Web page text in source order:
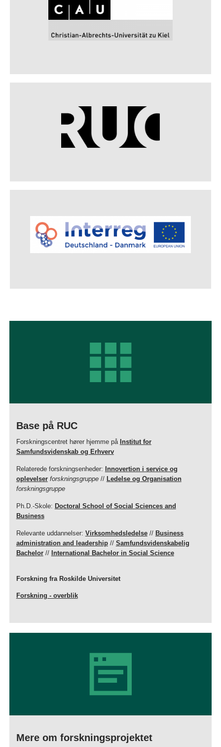
Base på RUC
Forskningscentret hører hjemme på Institut for
Samfundsvidenskab og Erhverv
Relaterede forskningsenheder:
Innovertion i service og
oplevelser forskningsgruppe // Ledelse og Organisation
forskningsgruppe
Ph.D.-Skole: Doctoral School of Social Sciences and
Business
Relevante uddannelser: Virksomhedsledelse// Business
administration and leadership// Samfundsvidenskabelig
Bachelor// International Bachelor in Social Science
Forskning fra Roskilde Universitet
Forskning - overblik
Mere om forskningsprojektet